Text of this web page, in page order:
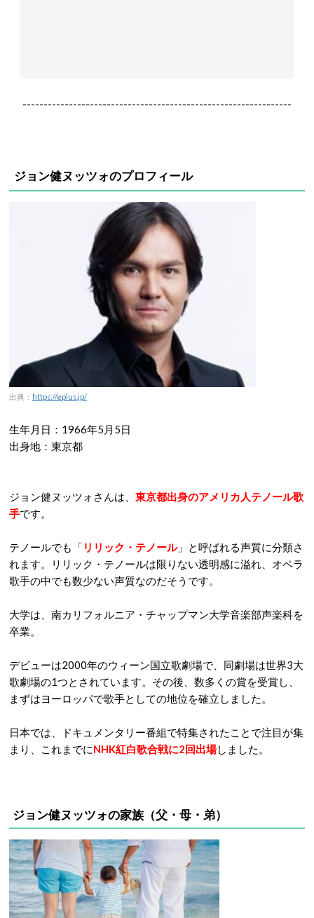
----------------------------------------------------------------
ジョン健ヌッツォのプロフィール
出典： https://eplus.jp/
生年月日：1966年5月5日
出身地：東京都
ジョン健ヌッツォさんは、 東京都出身のアメリカ人テノール歌
手です。
テノールでも「 リリック・テノール」と呼ばれる声質に分類さ
れます。リリック・テノールは限りない透明感に溢れ、オペラ
歌手の中でも数少ない声質なのだそうです。
大学は、南カリフォルニア・チャップマン大学音楽部声楽科を
卒業。
デビューは2000年のウィーン国立歌劇場で、同劇場は世界3大
歌劇場の1つとされています。その後、数多くの賞を受賞し、
まずはヨーロッパで歌手としての地位を確立しました。
日本では、ドキュメンタリー番組で特集されたことで注目が集
まり、これまでにNHK紅白歌合戦に2回出場しました。
ジョン健ヌッツォの家族（父・母・弟）